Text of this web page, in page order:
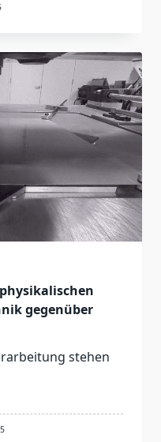
gegenüber
stehen